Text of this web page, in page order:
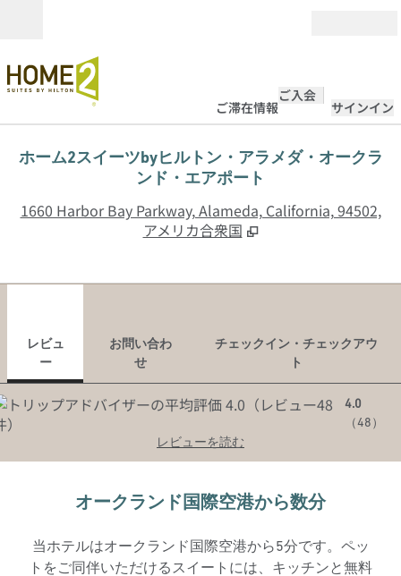
ご滞在情報
ご入会
サインイン
ホーム2スイーツbyヒルトン・アラメダ・オークラ
ンド・エアポート
1660 Harbor Bay Parkway, Alameda, California, 94502,
アメリカ合衆国
レビュ
ー
お問い合わ
せ
お問い合わせ チェックイン・チェックアウ
ト
4.0
（48）
レビューを読む
オークランド国際空港から数分
当ホテルはオークランド国際空港から5分です。ペッ
トをご同伴いただけるスイートには、キッチンと無料